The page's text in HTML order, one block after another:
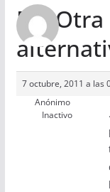
Re:
7 octubre, 2011 a las
Anónimo
Inactivo